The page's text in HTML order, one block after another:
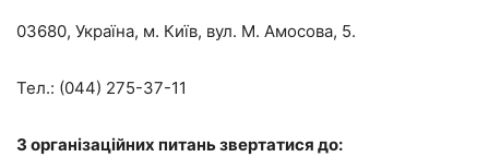
03680, Україна, м. Київ, вул. М. Амосова, 5.
Тел.: (044) 275-37-11
З організаційних питань звертатися до: